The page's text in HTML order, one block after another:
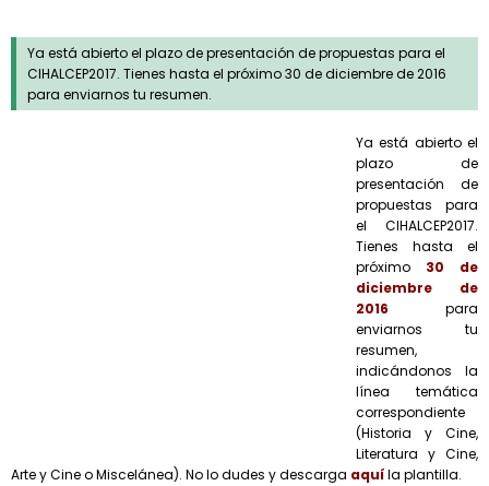
Ya está abierto el plazo de presentación de propuestas para el
CIHALCEP2017. Tienes hasta el próximo 30 de diciembre de 2016
para enviarnos tu resumen.
Ya está abierto el
plazo de
presentación de
propuestas para
el CIHALCEP2017.
Tienes hasta el
próximo 30 de
diciembre de
2016 para
enviarnos tu
resumen,
indicándonos la
línea temática
correspondiente
(Historia y Cine,
Literatura y Cine,
Arte y Cine o Miscelánea). No lo dudes y descarga aquíla plantilla.